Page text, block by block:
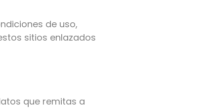
de uso,
sitios enlazados
que remitas a